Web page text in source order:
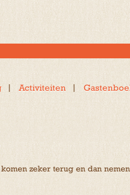
Activiteiten
zeker terug en dan